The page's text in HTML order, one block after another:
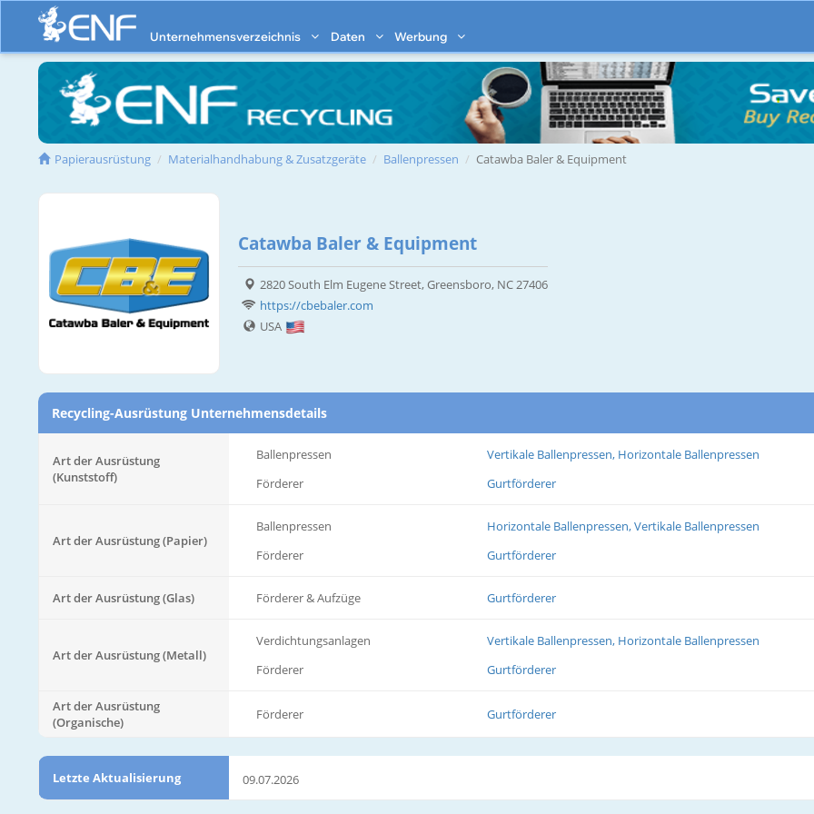
Unternehmensverzeichnis Daten Werbung
Papierausrüstung Materialhandhabung & Zusatzgeräte Ballenpressen Catawba Baler & Equipment
Catawba Baler & Equipment
2820 South Elm Eugene Street, Greensboro, NC 27406
https://cbebaler.com
USA
Recycling-Ausrüstung Unternehmensdetails
Art der Ausrüstung
(Kunststoff)
Ballenpressen
Vertikale Ballenpressen, Horizontale Ballenpressen
Förderer
Gurtförderer
Art der Ausrüstung (Papier)
Ballenpressen
Horizontale Ballenpressen, Vertikale Ballenpressen
Förderer
Gurtförderer
Art der Ausrüstung (Glas) Förderer & Aufzüge Gurtförderer
Art der Ausrüstung (Metall)
Verdichtungsanlagen
Vertikale Ballenpressen, Horizontale Ballenpressen
Förderer
Gurtförderer
Art der Ausrüstung
(Organische)
Förderer Gurtförderer
Letzte Aktualisierung 09.07.2026